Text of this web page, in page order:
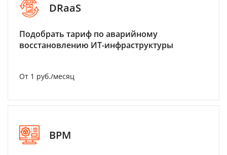
DRaaS
Подобрать тариф по аварийному
восстановлению ИТ-инфраструктуры
От 1 руб./месяц
BPM